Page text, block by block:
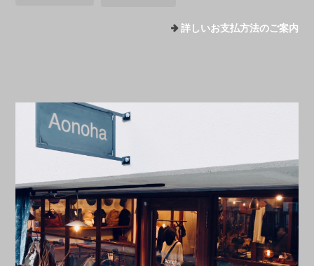
詳しいお支払方法のご案内